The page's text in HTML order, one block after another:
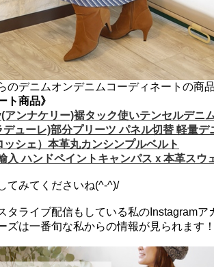
のデニムオンデニムコーディネートの商
ト商品》
ンナケリー)裾タック使いテンセルデニ
ューレ)部分プリーツ パネル切替 軽量デ
シェ）本革丸カンシンプルベルト
入 ハンドペイントキャンパスｘ本革スウ
てみてくださいね(^-^)/
タライブ配信もしている私のInstagram
ズは一番旬な私からの情報が見られます！